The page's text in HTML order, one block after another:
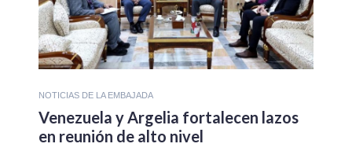
NOTICIAS DE LA EMBAJADA
Venezuela y Argelia fortalecen lazos
en reunión de alto nivel